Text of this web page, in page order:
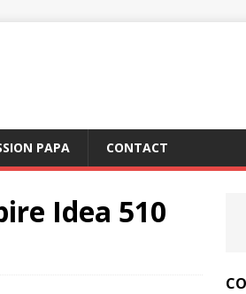
PAPA CONTACT
Idea 510